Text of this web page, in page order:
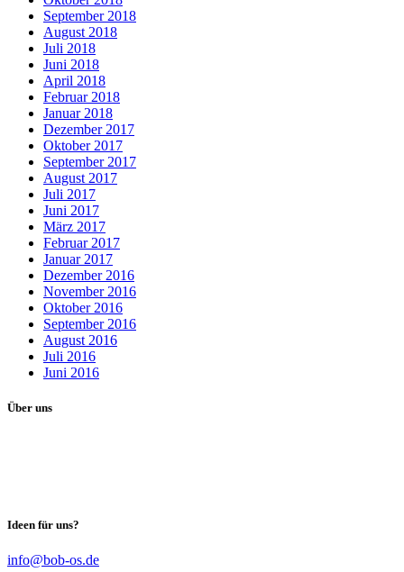
September 2018
August 2018
Juli 2018
Juni 2018
April 2018
Februar 2018
Januar 2018
Dezember 2017
Oktober 2017
September 2017
August 2017
Juli 2017
Juni 2017
März 2017
Februar 2017
Januar 2017
Dezember 2016
November 2016
Oktober 2016
September 2016
August 2016
Juli 2016
Juni 2016
Über uns
Ideen für uns?
info@bob-os.de